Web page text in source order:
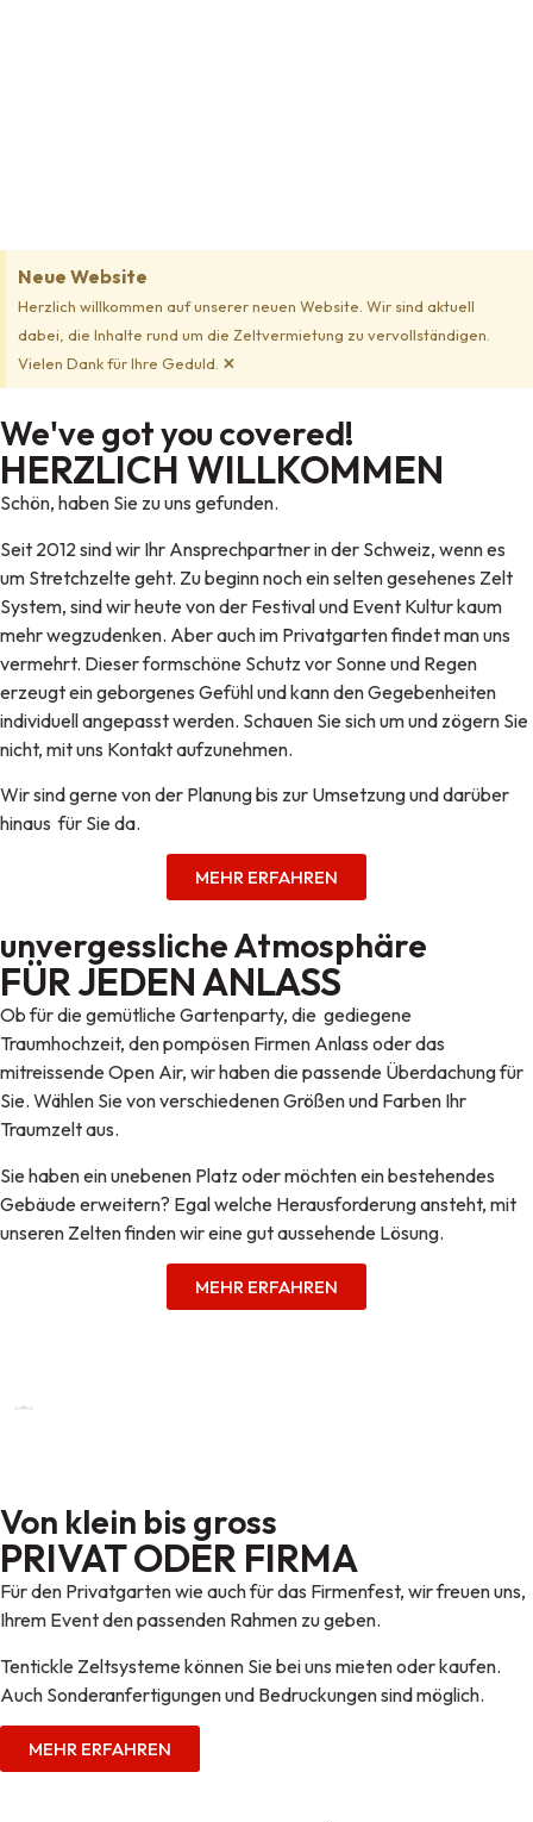
Neue Website
Herzlich willkommen auf unserer neuen Website. Wir sind aktuell
dabei, die Inhalte rund um die Zeltvermietung zu vervollständigen.
Vielen Dank für Ihre Geduld. ×
We've got you covered!
HERZLICH WILLKOMMEN
Schön, haben Sie zu uns gefunden.
Seit 2012 sind wir Ihr Ansprechpartner in der Schweiz, wenn es
um Stretchzelte geht. Zu beginn noch ein selten gesehenes Zelt
System, sind wir heute von der Festival und Event Kultur kaum
mehr wegzudenken. Aber auch im Privatgarten findet man uns
vermehrt. Dieser formschöne Schutz vor Sonne und Regen
erzeugt ein geborgenes Gefühl und kann den Gegebenheiten
individuell angepasst werden. Schauen Sie sich um und zögern Sie
nicht, mit uns Kontakt aufzunehmen.
Wir sind gerne von der Planung bis zur Umsetzung und darüber
hinaus für Sie da.
MEHR ERFAHREN
unvergessliche Atmosphäre
FÜR JEDEN ANLASS
Ob für die gemütliche Gartenparty, die gediegene
Traumhochzeit, den pompösen Firmen Anlass oder das
mitreissende Open Air, wir haben die passende Überdachung für
Sie. Wählen Sie von verschiedenen Größen und Farben Ihr
Traumzelt aus.
Sie haben ein unebenen Platz oder möchten ein bestehendes
Gebäude erweitern? Egal welche Herausforderung ansteht, mit
unseren Zelten finden wir eine gut aussehende Lösung.
MEHR ERFAHREN
Von klein bis gross
PRIVAT ODER FIRMA
Für den Privatgarten wie auch für das Firmenfest, wir freuen uns,
Ihrem Event den passenden Rahmen zu geben.
Tentickle Zeltsysteme können Sie bei uns mieten oder kaufen.
Auch Sonderanfertigungen und Bedruckungen sind möglich.
MEHR ERFAHREN